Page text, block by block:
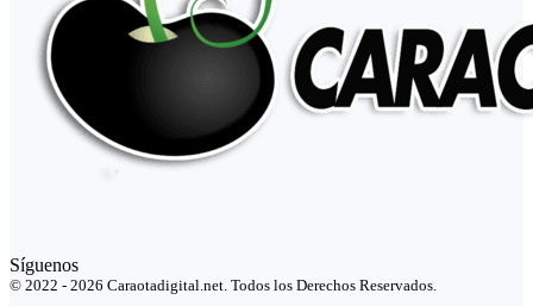
Síguenos
© 2022 - 2026 Caraotadigital.net. Todos los Derechos Reservados.